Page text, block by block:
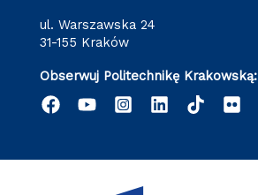
ul. Warszawska 24
31-155 Kraków
Obserwuj Politechnikę Krakowską: